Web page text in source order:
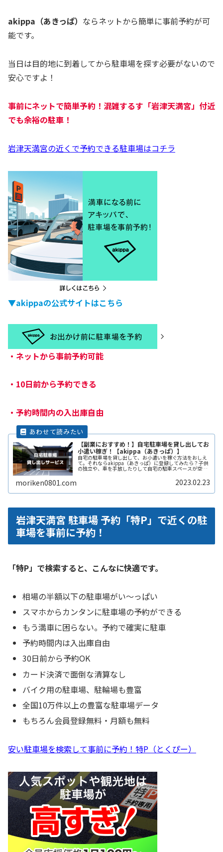
akippa（あきっぱ） ならネットから簡単に事前予約が可
能です。
当日は目的地に到着してから駐車場を探す必要がないので
安心ですよ！
事前にネットで簡単予約！混雑するす「岩津天満宮」付近
でも余裕の駐車！
岩津天満宮の近くで予約できる駐車場はコチラ
▼akippaの公式サイトはこちら
・ ネットから事前予約可能
・ 10日前から予約できる
・ 予約時間内の入出庫自由
【副業におすすめ！】自宅駐車場を貸し出してお
小遣い稼ぎ！【akippa（あきっぱ）】
自宅の駐車場を貸し出して、お小遣いを稼ぐ方法をおしえ
て。それならakippa（あきっぱ）に登録してみたら？子供
の独立や、車を手放したりして自宅の駐車スペースが空い
ている。となりの土地の空きスペースを有効に活用した
moriken0801.com 2023.02.23
岩津天満宮 駐車場 予約「特P」で近くの駐
車場を事前に予約！
「特P」で検索すると、こんなに快適です。
相場の半額以下の駐車場がい〜っぱい
スマホからカンタンに駐車場の予約ができる
もう満車に困らない。予約で確実に駐車
予約時間内は入出庫自由
30日前から予約OK
カード決済で面倒な清算なし
バイク用の駐車場、駐輪場も豊富
全国10万件以上の豊富な駐車場データ
もちろん会員登録無料・月額も無料
安い駐車場を検索して事前に予約！特P（とくぴー）